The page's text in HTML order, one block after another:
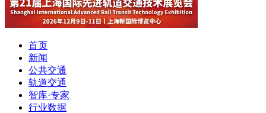
首页
新闻
公共交通
轨道交通
智库·专家
行业数据